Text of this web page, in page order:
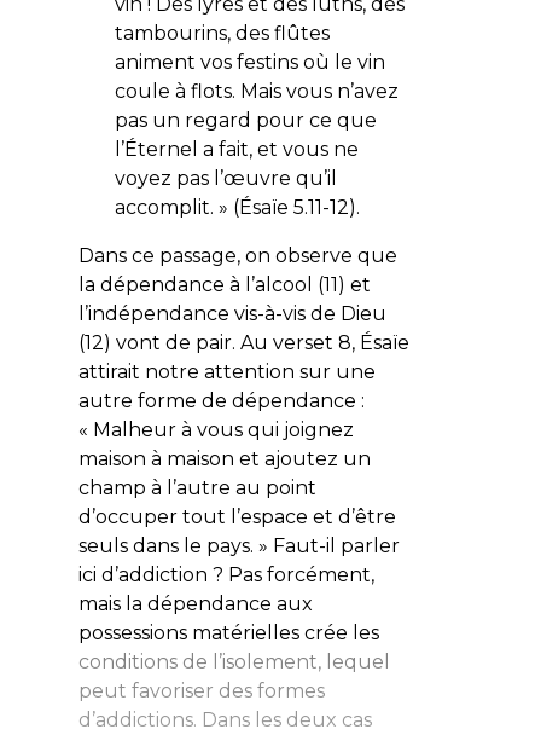
tambourins, des flûtes
animent vos festins où le vin
coule à flots. Mais vous n’avez
pas un regard pour ce que
l’Éternel a fait, et vous ne
voyez pas l’œuvre qu’il
accomplit. » (Ésaïe 5.11-12).
Dans ce passage, on observe que
la dépendance à l’alcool (11) et
l’indépendance vis-à-vis de Dieu
(12) vont de pair. Au verset 8, Ésaïe
attirait notre attention sur une
autre forme de dépendance :
« Malheur à vous qui joignez
maison à maison et ajoutez un
champ à l’autre au point
d’occuper tout l’espace et d’être
seuls dans le pays. » Faut-il parler
ici d’addiction ? Pas forcément,
mais la dépendance aux
possessions matérielles crée les
conditions de l’isolement, lequel
peut favoriser des formes
d’addictions. Dans les deux cas